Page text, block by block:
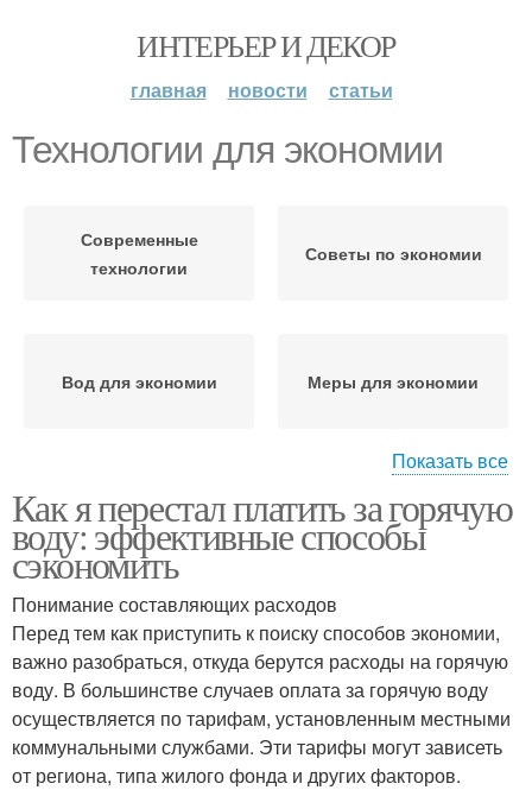
ИНТЕРЬЕР И ДЕКОР
главная новости статьи
Технологии для экономии
Современные
технологии
Советы по экономии
Вод для экономии Меры для экономии
экономии
Меры по экономии
Основа для экономии
Показать все
Как я перестал платить за горячую
воду: эффективные способы
сэкономить
Понимание составляющих расходов
Перед тем как приступить к поиску способов экономии,
важно разобраться, откуда берутся расходы на горячую
воду. В большинстве случаев оплата за горячую воду
осуществляется по тарифам, установленным местными
коммунальными службами. Эти тарифы могут зависеть
от региона, типа жилого фонда и других факторов.